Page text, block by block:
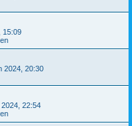
15:09
2024, 20:30
2024, 22:54